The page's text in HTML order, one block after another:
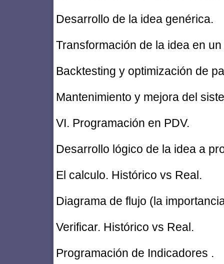
Desarrollo de la idea genérica.
Transformación de la idea en
Backtesting y optimización de
Mantenimiento y mejora del
VI. Programación en PDV.
Desarrollo lógico de la idea a
El calculo. Histórico vs Real.
Diagrama de flujo (la
Verificar. Histórico vs Real.
Programación de Indicadores .